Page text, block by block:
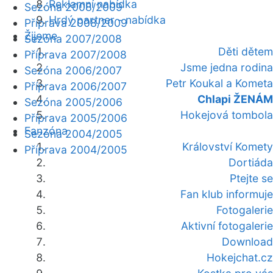
Reklamní nabídka
Hrdý partner - nabídka
Žijeme
Děti dětem
Jsme jedna rodina
Petr Koukal a Kometa
Chlapi ŽENÁM
Hokejová tombola
Fanzóna
Království Komety
Dortiáda
Ptejte se
Fan klub informuje
Fotogalerie
Aktivní fotogalerie
Download
Hokejchat.cz
Sezóna 2008/2009
Příprava 2008/2009
Sezóna 2007/2008
Příprava 2007/2008
Sezóna 2006/2007
Příprava 2006/2007
Sezóna 2005/2006
Příprava 2005/2006
Sezóna 2004/2005
Příprava 2004/2005